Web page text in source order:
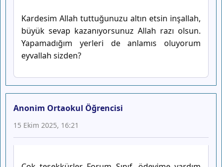
Kardesim Allah tuttuğunuzu altın etsin inşallah,
büyük sevap kazanıyorsunuz Allah razı olsun.
Yapamadığım yerleri de anlamıs oluyorum
eyvallah sizden?
Anonim Ortaokul Öğrencisi
15 Ekim 2025, 16:21